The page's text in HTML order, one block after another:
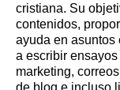
cristiana. Su
contenidos,
ayuda en asuntos
a escribir
marketing,
de blog e incluso